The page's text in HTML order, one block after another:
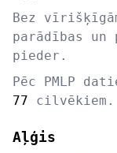
Bez
parādības
pieder.
Pēc PMLP
77 cilvēkiem.
Aļģis